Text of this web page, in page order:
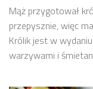
Mąż przygotował
przepysznie, więc
Królik jest w
warzywami i